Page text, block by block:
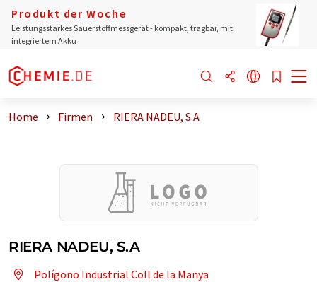
Produkt der Woche
Leistungsstarkes Sauerstoffmessgerät - kompakt, tragbar, mit
integriertem Akku
Home Firmen RIERA NADEU, S.A
RIERA NADEU, S.A
Polígono Industrial Coll de la Manya